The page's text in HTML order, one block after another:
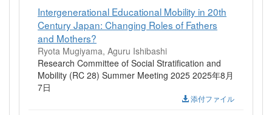
Intergenerational Educational Mobility in 20th
Century Japan: Changing Roles of Fathers
and Mothers?
Ryota Mugiyama, Aguru Ishibashi
Research Committee of Social Stratification and
Mobility (RC 28) Summer Meeting 2025 2025年8月
7日
添付ファイル